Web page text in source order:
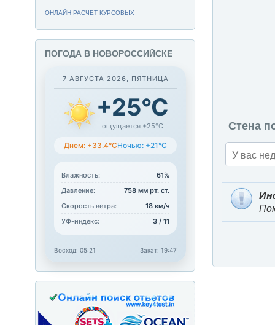
Стена
ОНЛАЙН РАСЧЕТ КУРСОВЫХ
ПОГОДА В НОВОРОССИЙСКЕ
7 АВГУСТА 2026, ПЯТНИЦА
+25°C
ощущается +25°C
Днем: +33.4°CНочью: +21°C
Влажность:
61%
Давление:
758 мм рт. ст.
Скорость ветра:
18 км/ч
УФ-индекс:
3 / 11
Восход: 05:21 Закат: 19:47